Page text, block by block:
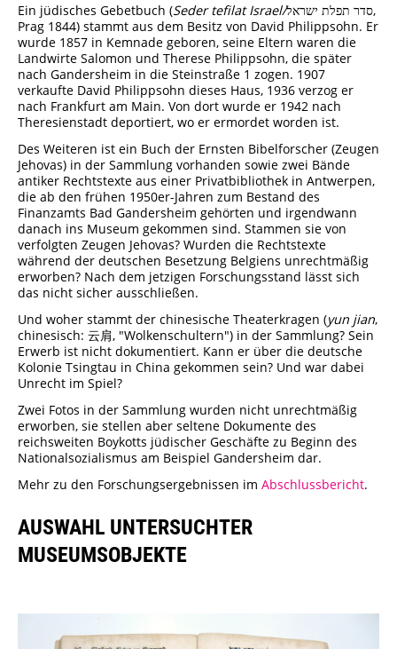
Ein jüdisches Gebetbuch (Seder tefilat Israel/סדר תפלת ישראל,
Prag 1844) stammt aus dem Besitz von David Philippsohn. Er
wurde 1857 in Kemnade geboren, seine Eltern waren die
Landwirte Salomon und Therese Philippsohn, die später
nach Gandersheim in die Steinstraße 1 zogen. 1907
verkaufte David Philippsohn dieses Haus, 1936 verzog er
nach Frankfurt am Main. Von dort wurde er 1942 nach
Theresienstadt deportiert, wo er ermordet worden ist.
Des Weiteren ist ein Buch der Ernsten Bibelforscher (Zeugen
Jehovas) in der Sammlung vorhanden sowie zwei Bände
antiker Rechtstexte aus einer Privatbibliothek in Antwerpen,
die ab den frühen 1950er-Jahren zum Bestand des
Finanzamts Bad Gandersheim gehörten und irgendwann
danach ins Museum gekommen sind. Stammen sie von
verfolgten Zeugen Jehovas? Wurden die Rechtstexte
während der deutschen Besetzung Belgiens unrechtmäßig
erworben? Nach dem jetzigen Forschungsstand lässt sich
das nicht sicher ausschließen.
Und woher stammt der chinesische Theaterkragen (yun jian,
chinesisch: 云肩, "Wolkenschultern") in der Sammlung? Sein
Erwerb ist nicht dokumentiert. Kann er über die deutsche
Kolonie Tsingtau in China gekommen sein? Und war dabei
Unrecht im Spiel?
Zwei Fotos in der Sammlung wurden nicht unrechtmäßig
erworben, sie stellen aber seltene Dokumente des
reichsweiten Boykotts jüdischer Geschäfte zu Beginn des
Nationalsozialismus am Beispiel Gandersheim dar.
Mehr zu den Forschungsergebnissen im Abschlussbericht.
AUSWAHL UNTERSUCHTER
MUSEUMSOBJEKTE